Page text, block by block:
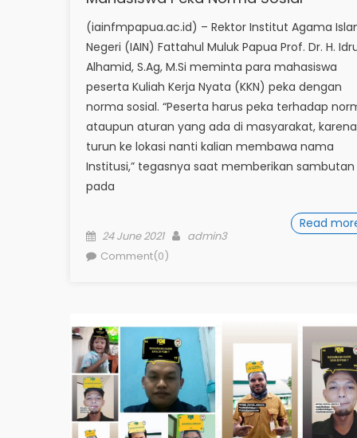
(iainfmpapua.ac.id) – Rektor Institut Agama
Negeri (IAIN) Fattahul Muluk Papua Prof. Dr. H.
Alhamid, S.Ag, M.Si meminta para mahasiswa
peserta Kuliah Kerja Nyata (KKN) peka dengan
norma sosial. “Peserta harus peka terhadap
ataupun aturan yang ada di masyarakat, karena
turun ke lokasi nanti kalian membawa nama
Institusi,” tegasnya saat memberikan sambutan
pada
Read
Posted
on
24 June 2021 Author
admin3
Comment(0)